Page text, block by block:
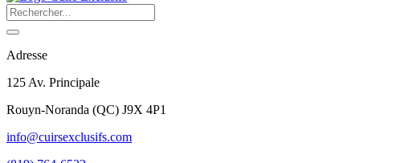
Adresse
125 Av. Principale
Rouyn-Noranda (QC) J9X 4P1
info@cuirsexclusifs.com